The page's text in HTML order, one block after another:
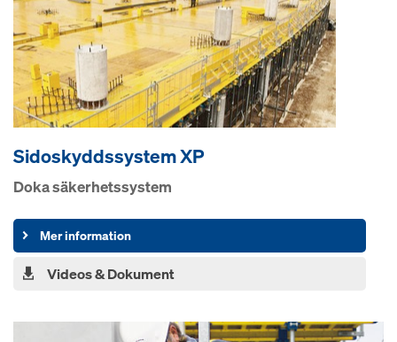
Sidoskyddssystem XP
Doka säkerhetssystem
Mer information
Videos & Dokument